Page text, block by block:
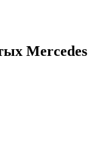
Mercedes